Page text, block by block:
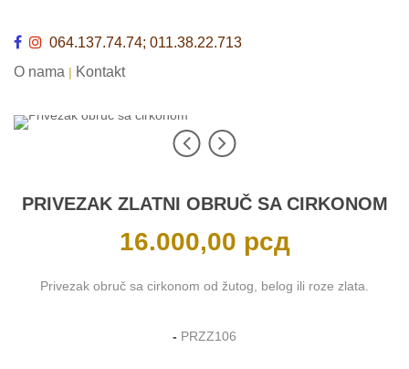
064.137.74.74; 011.38.22.713
O nama | Kontakt
PRIVEZAK ZLATNI OBRUČ SA CIRKONOM
16.000,00 рсд
Privezak obruč sa cirkonom od žutog, belog ili roze zlata.
- PRZZ106